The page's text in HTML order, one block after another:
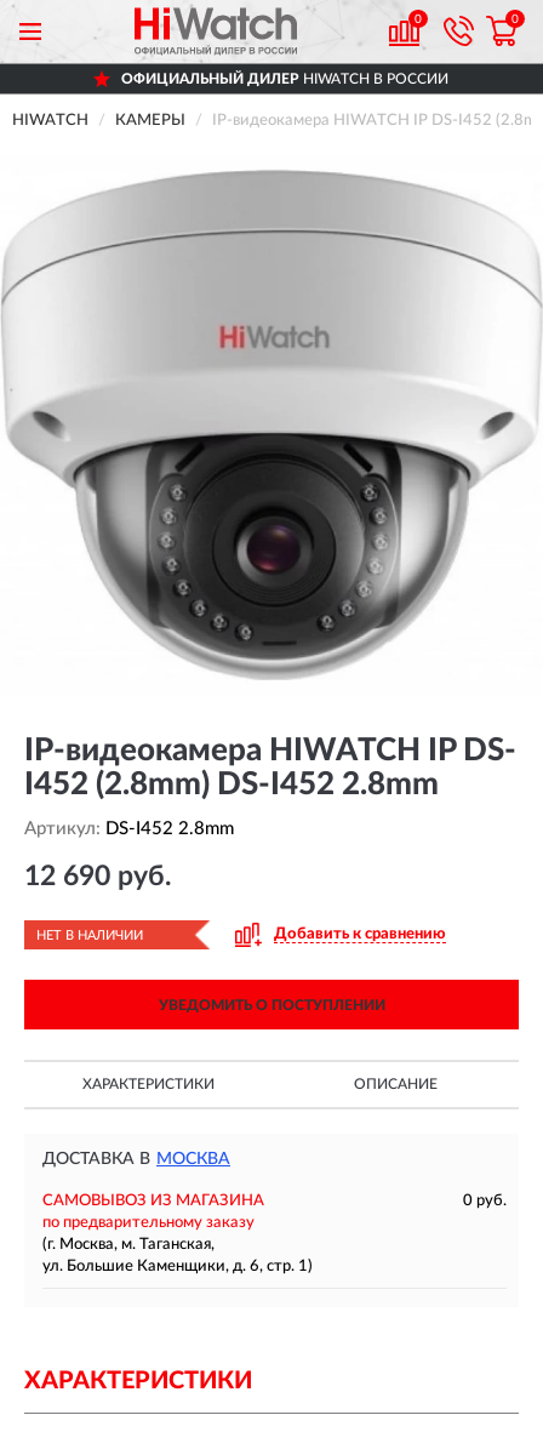
0 0
ОФИЦИАЛЬНЫЙ ДИЛЕРHIWATCH В РОССИИ
HIWATCH КАМЕРЫ IP-видеокамера HIWATCH IP DS-I452
IP-видеокамера HIWATCH IP DS-
I452 (2.8mm) DS-I452 2.8mm
Артикул: DS-I452 2.8mm
12 690 руб.
НЕТ В НАЛИЧИИ Добавить к сравнению
УВЕДОМИТЬ О ПОСТУПЛЕНИИ
ХАРАКТЕРИСТИКИ ОПИСАНИЕ
ДОСТАВКА В МОСКВА
САМОВЫВОЗ ИЗ МАГАЗИНА
0 руб.
по предварительному заказу
(г. Москва, м. Таганская,
ул. Большие Каменщики, д. 6, стр. 1)
ХАРАКТЕРИСТИКИ